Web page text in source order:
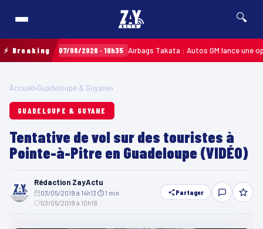
🔍
⚡ Breaking07/08/2026 · 10h35 Airbags Takata : Autos GM lance une
Accueil›Guadeloupe & Guyane›
GUADELOUPE & GUYANE
Tentative de vol sur des touristes à
Pointe-à-Pitre en Guadeloupe (VIDÉO)
Rédaction ZayActu
03/05/2019 à 14h13 ⏱ 1 min
03/05/2019 à 10h18
Partager